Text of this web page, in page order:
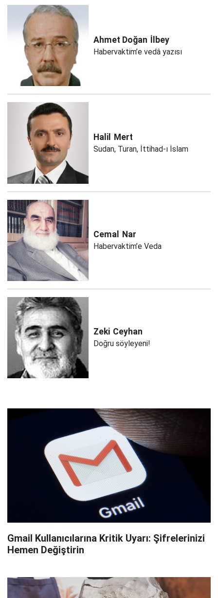
Ahmet Doğan İlbey
Habervaktim’e vedâ yazısı
Halil Mert
Sudan, Turan, İttihad-ı İslam
Cemal Nar
Habervaktim’e Veda
Zeki Ceyhan
Doğru söyleyeni!
Gmail Kullanıcılarına Kritik Uyarı: Şifrelerinizi
Hemen Değiştirin